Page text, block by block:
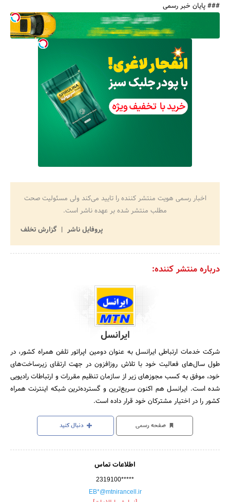
### پایان خبر رسمی
اخبار رسمی هویت منتشر کننده را تایید می‌کند ولی مسئولیت صحت
مطلب منتشر شده بر عهده ناشر است.
پروفایل ناشر
گزارش تخلف
درباره منتشر کننده:
ایرانسل
شرکت خدمات ارتباطی ایرانسل به عنوان دومین اپراتور تلفن همراه کشور، در
طول سال‌های فعالیت خود با تلاش روزافزون در جهت ارتقای زیرساخت‌های
خود، موفق به کسب مجوزهای زیر از سازمان تنظیم مقررات و ارتباطات رادیویی
شده است. ایرانسل هم اکنون سریع‌ترین و گسترده‌ترین شبکه اینترنت همراه
کشور را در اختیار مشترکان خود قرار داده است.
صفحه رسمی دنبال کنید
اطلاعات تماس
2319100*****
EB*@mtnirancell.ir